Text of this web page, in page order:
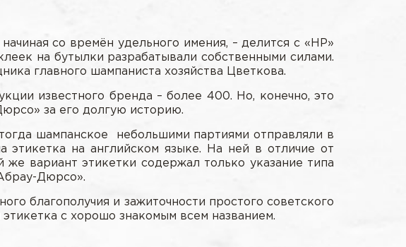
со времён удельного имения, – делится с «НР»
на бутылки разрабатывали собственными силами.
главного шампаниста хозяйства Цветкова.
известного бренда – более 400. Но, конечно, это
за его долгую историю.
шампанское небольшими партиями отправляли в
на английском языке. На ней в отличие от
же вариант этикетки содержал только указание типа
Дюрсо».
благополучия и зажиточности простого советского
с хорошо знакомым всем названием.